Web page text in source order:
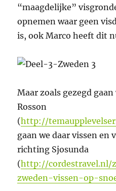
“maagdelijke”
opnemen waar geen
is, ook Marco heeft dit
Maar zoals gezegd
Rosson
(http://
gaan we daar vissen en
richting Sjosunda
(http://cordestravel.nl/
zweden-vissen-op-